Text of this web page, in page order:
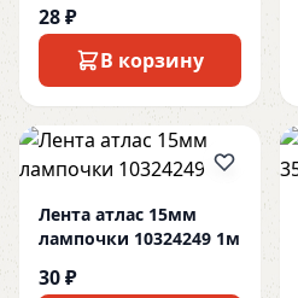
28 ₽
В корзину
Лента атлас 15мм
лампочки 10324249 1м
30 ₽